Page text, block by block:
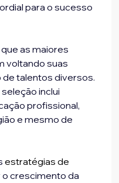
para o sucesso
as maiores
voltando suas
talentos diversos.
inclui
profissional,
e mesmo de
estratégias de
o crescimento da